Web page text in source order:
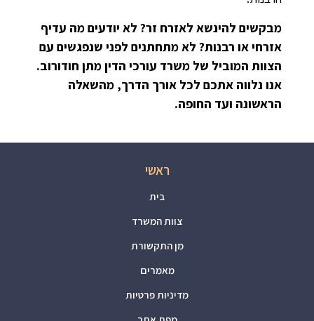
מבקשים להינשא לאזרח זר? לא יודעים מה עדיף
אזרחי או רבנות? לא מתחתנים לפני שנפגשים עם
הצוות המוביל של משרד עורכי הדין מתן חודורוב.
אנו נלווה אתכם לכל אורך הדרך, מהשאלה
הראשונה ועד החופה.
ראשי
בית
צוות המשרד
מן התקשורת
מאמרים
מדיניות פרטיות